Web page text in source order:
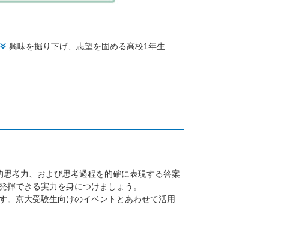
興味を掘り下げ、志望を固める高校1年生
考力、および思考過程を的確に表現する答案
できる実力を身につけましょう。
。京大受験生向けのイベントとあわせて活用